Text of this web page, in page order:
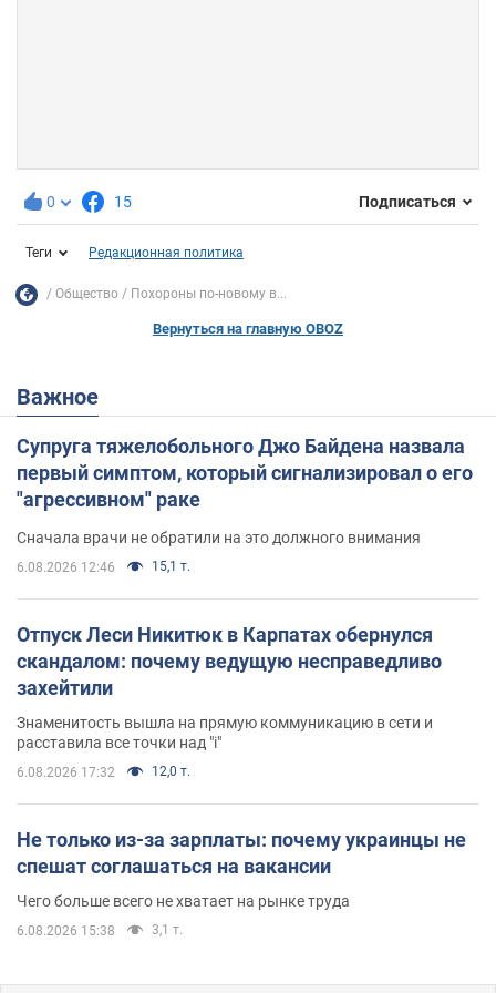
0 15 Подписаться
Теги Редакционная политика
Общество Похороны по-новому в...
Вернуться на главную OBOZ
Важное
Супруга тяжелобольного Джо Байдена назвала
первый симптом, который сигнализировал о его
"агрессивном" раке
Сначала врачи не обратили на это должного внимания
6.08.2026 12:46 15,1 т.
Отпуск Леси Никитюк в Карпатах обернулся
скандалом: почему ведущую несправедливо
захейтили
Знаменитость вышла на прямую коммуникацию в сети и
расставила все точки над "i"
6.08.2026 17:32 12,0 т.
Не только из-за зарплаты: почему украинцы не
спешат соглашаться на вакансии
Чего больше всего не хватает на рынке труда
6.08.2026 15:38 3,1 т.